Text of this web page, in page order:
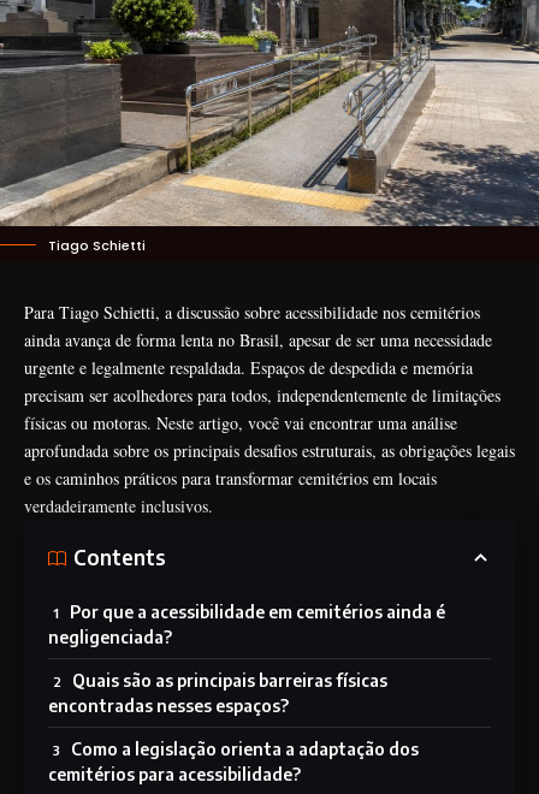
Tiago Schietti
Para Tiago Schietti, a discussão sobre acessibilidade nos cemitérios
ainda avança de forma lenta no Brasil, apesar de ser uma necessidade
urgente e legalmente respaldada. Espaços de despedida e memória
precisam ser acolhedores para todos, independentemente de limitações
físicas ou motoras. Neste artigo, você vai encontrar uma análise
aprofundada sobre os principais desafios estruturais, as obrigações legais
e os caminhos práticos para transformar cemitérios em locais
verdadeiramente inclusivos.
Contents
Por que a acessibilidade em cemitérios ainda é
negligenciada?
Quais são as principais barreiras físicas
encontradas nesses espaços?
Como a legislação orienta a adaptação dos
cemitérios para acessibilidade?